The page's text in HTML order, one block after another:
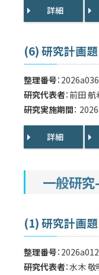
詳細
(6) 研究計画題
整理番号：2026a036
研究代表者：前田
研究実施期間：
詳細
一般研究
(1) 研究計画
整理番号：2026a012
研究代表者：水木